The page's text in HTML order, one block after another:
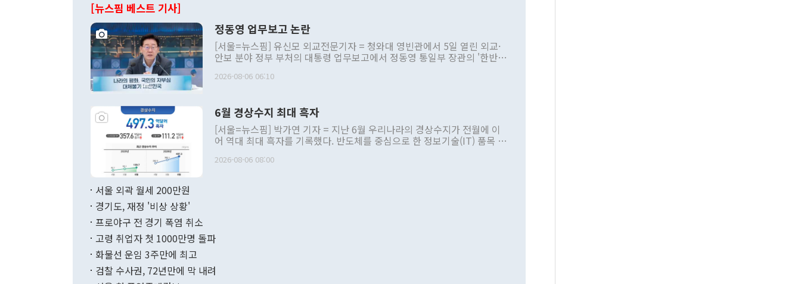
[뉴스핌 베스트 기사]
정동영 업무보고 논란
[서울=뉴스핌] 유신모 외교전문기자 = 청와대 영빈관에서 5일 열린 외교·
안보 분야 정부 부처의 대통령 업무보고에서 정동영 통일부 장관의 '한반도
발언 중에는 정부 내 조율을 거치지 않은 사안을 정책으로 추진하겠다고 공
주의적 희망에 근거한 비현실적 구상'이라는 비판을 내놨다. 그동안 정 장
관의 대북 정책 관련 발언이 물의를 빚은 적은 여러 번 있지만 대통령과 유
관 부처 장관이 공개적으로 부정적 입장을 표명한 것은 이례적이다. 정 장
관의 무리한 대북 접근법과 월권을 제어해야 한다는 목소리도 높아지고 있
다. [정동영 통일부 장관이 지난달 23일 오후 서울 종로구 정부서울청사에
무너졌다고도 했다. 또 "현 시점에서 흘러간 선(先)비핵화만 되뇌는 것은
함께 4자 대화의 동력을 확보하기 위해 최선을 다할 것"이라고 말했다. 하
2026-08-06 06:10
6월 경상수지 최대 흑자
[서울=뉴스핌] 박가연 기자 = 지난 6월 우리나라의 경상수지가 전월에 이
어 역대 최대 흑자를 기록했다. 반도체를 중심으로 한 정보기술(IT) 품목 수
료=한국은행] 한국은행이 6일 발표한 '2026년 6월 국제수지(잠정)'에 따르
며 월간 기준 처음으로 1000억달러를 넘어섰다. 상품수입은 644억8000만
196.9% 급증했고 컴퓨터·주변기기(SSD)는 282.7% 증가했다. IT 품목
수출은 160.4% 늘었으며 비IT 품목도 ▲석유제품(47.5%) ▲화공품
2026-08-06 08:00
서울 외곽 월세 200만원
경기도, 재정 '비상 상황'
프로야구 전 경기 폭염 취소
고령 취업자 첫 1000만명 돌파
화물선 운임 3주만에 최고
검찰 수사권, 72년만에 막 내려